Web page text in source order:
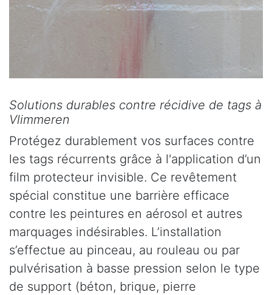
Solutions durables contre récidive de tags à
Vlimmeren
Protégez durablement vos surfaces contre
les tags récurrents grâce à l'application d’un
film protecteur invisible. Ce revêtement
spécial constitue une barrière efficace
contre les peintures en aérosol et autres
marquages indésirables. L’installation
s’effectue au pinceau, au rouleau ou par
pulvérisation à basse pression selon le type
de support (béton, brique, pierre